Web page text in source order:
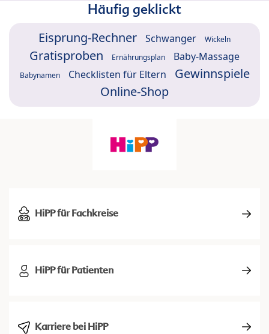
Häufig geklickt
Eisprung-Rechner Schwanger Wickeln
Gratisproben Ernährungsplan Baby-Massage
Babynamen Checklisten für Eltern
Gewinnspiele
Online-Shop
HiPP für Fachkreise
HiPP für Patienten
Karriere bei HiPP